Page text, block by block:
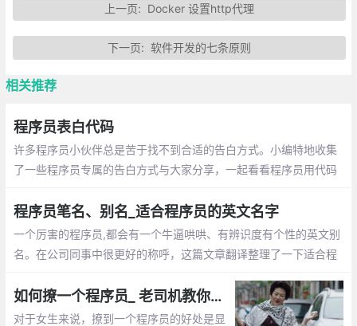
上一页: Docker 设置http代理
下一页: 软件开发的七条原则
相关推荐
程序员表白代码
许多程序员小伙伴总是苦于找不到合适的告白方式。小编特地收集
了一些程序员专属的告白方式与大家分享，一起看看程序员用代码
程序员笔名、别名_适合程序员的英文名字
一个厉害的程序员,都会有一个牛逼哄哄、有辨识度有个性的英文别
名。在公司同事中很更好的称呼，这篇文章翻译整理了一下适合程
如何撩一个程序员_ 老司机教你怎么追程序员
对于女生来说，撩到一个程序员的好处是显